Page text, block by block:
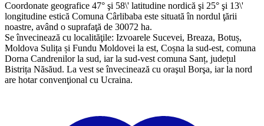
Coordonate geografice 47° şi 58\' latitudine nordică şi 25° şi 13\'
longitudine estică Comuna Cârlibaba este situată în nordul ţării
noastre, având o suprafaţă de 30072 ha.
Se învecinează cu localităţile: Izvoarele Sucevei, Breaza, Botuș,
Moldova Sulița și Fundu Moldovei la est, Coșna la sud-est, comuna
Dorna Candrenilor la sud, iar la sud-vest comuna Sanț, județul
Bistrița Năsăud. La vest se învecinează cu oraşul Borşa, iar la nord
are hotar convenţional cu Ucraina.